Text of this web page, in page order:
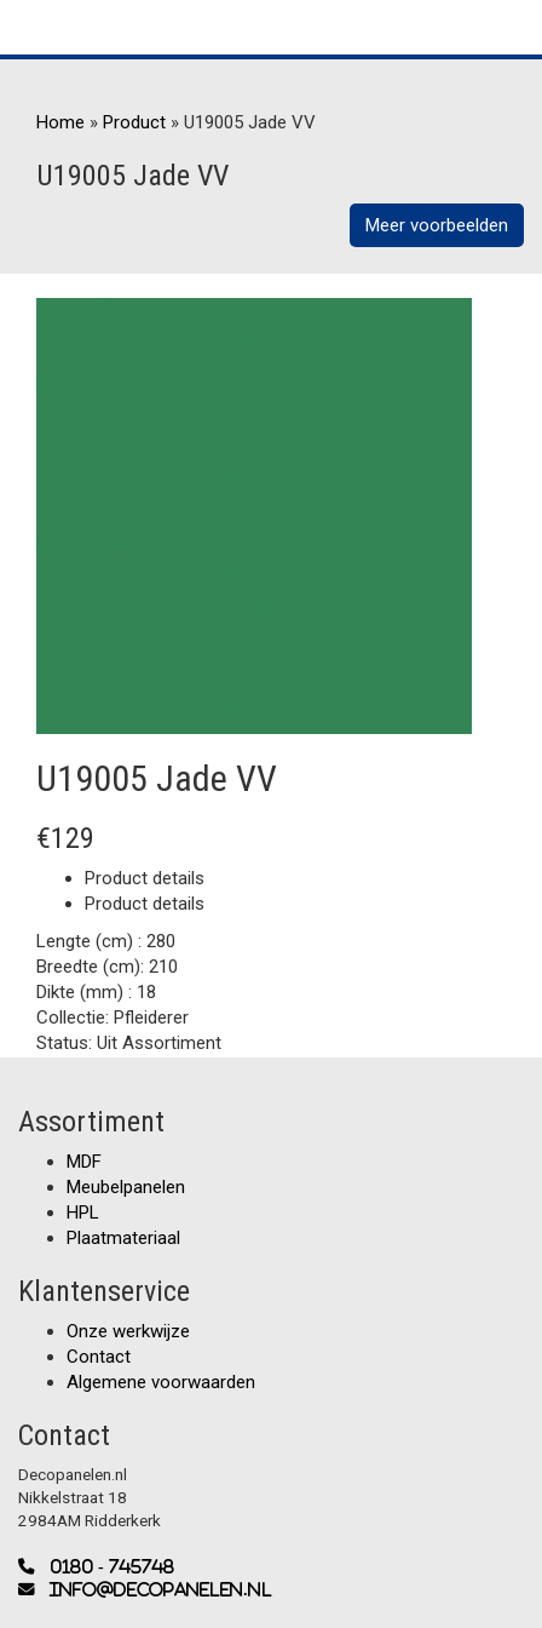
Home » Product » U19005 Jade VV
U19005 Jade VV
Meer voorbeelden
U19005 Jade VV
€129
Product details
Product details
Lengte (cm) : 280
Breedte (cm): 210
Dikte (mm) : 18
Collectie: Pfleiderer
Status: Uit Assortiment
Assortiment
MDF
Meubelpanelen
HPL
Plaatmateriaal
Klantenservice
Onze werkwijze
Contact
Algemene voorwaarden
Contact
Decopanelen.nl
Nikkelstraat 18
2984AM Ridderkerk
0180 - 745748
info@decopanelen.nl